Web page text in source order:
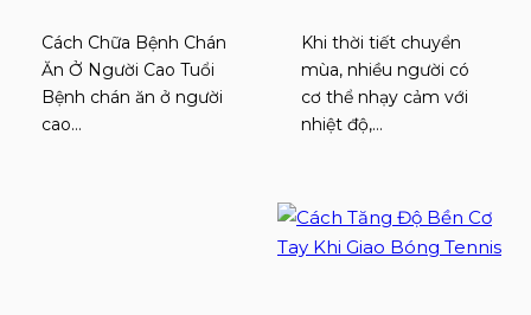
Cách Chữa Bệnh Chán
Ăn Ở Người Cao Tuổi
Bệnh chán ăn ở người
cao…
Khi thời tiết chuyển
mùa, nhiều người có
cơ thể nhạy cảm với
nhiệt độ,…